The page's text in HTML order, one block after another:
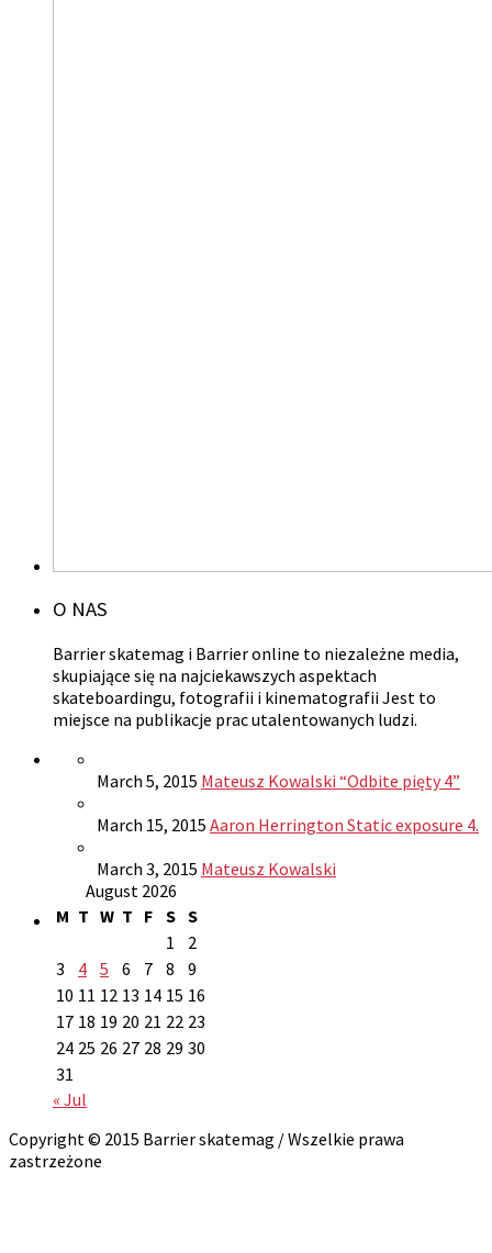
O NAS
Barrier skatemag i Barrier online to niezależne media,
skupiające się na najciekawszych aspektach
skateboardingu, fotografii i kinematografii Jest to
miejsce na publikacje prac utalentowanych ludzi.
March 5, 2015 Mateusz Kowalski “Odbite pięty 4”
March 15, 2015 Aaron Herrington Static exposure 4.
March 3, 2015 Mateusz Kowalski
August 2026
M T W T F S S
1
2
3
4 5 6 7 8
9
10 11 12 13 14 15 16
17 18 19 20 21 22 23
24 25 26 27 28 29 30
31
« Jul
Copyright © 2015 Barrier skatemag / Wszelkie prawa
zastrzeżone